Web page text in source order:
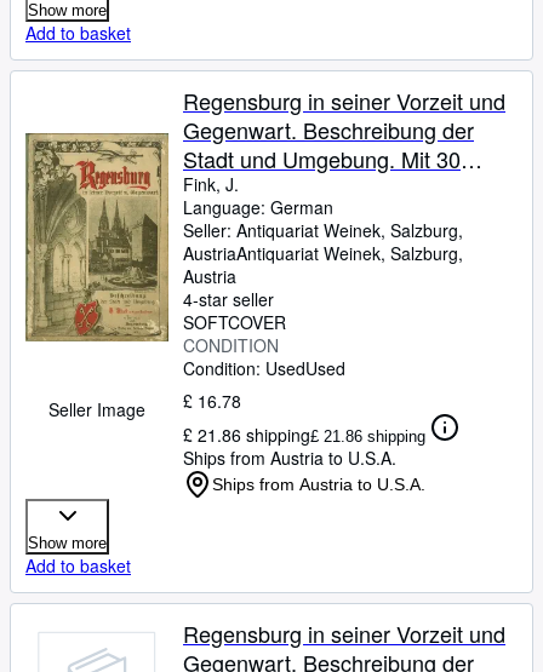
Show more
Add to basket
Seller Image
Regensburg in seiner Vorzeit und
Gegenwart. Beschreibung der
Stadt und Umgebung. Mit 30
Abbildungen, einem Kärtchen und
einem Stadtplan. Durchgesehen
und ergänzt von H. Ortner.
Fink, J.
Language: German
Seller: Antiquariat Weinek, Salzburg,
AustriaAntiquariat Weinek, Salzburg,
Austria
4-star seller
SOFTCOVER
CONDITION
Condition: UsedUsed
£ 16.78
£ 21.86 shipping£ 21.86 shipping
Ships from Austria to U.S.A.
Ships from Austria to U.S.A.
Show more
Add to basket
Regensburg in seiner Vorzeit und
Gegenwart. Beschreibung der